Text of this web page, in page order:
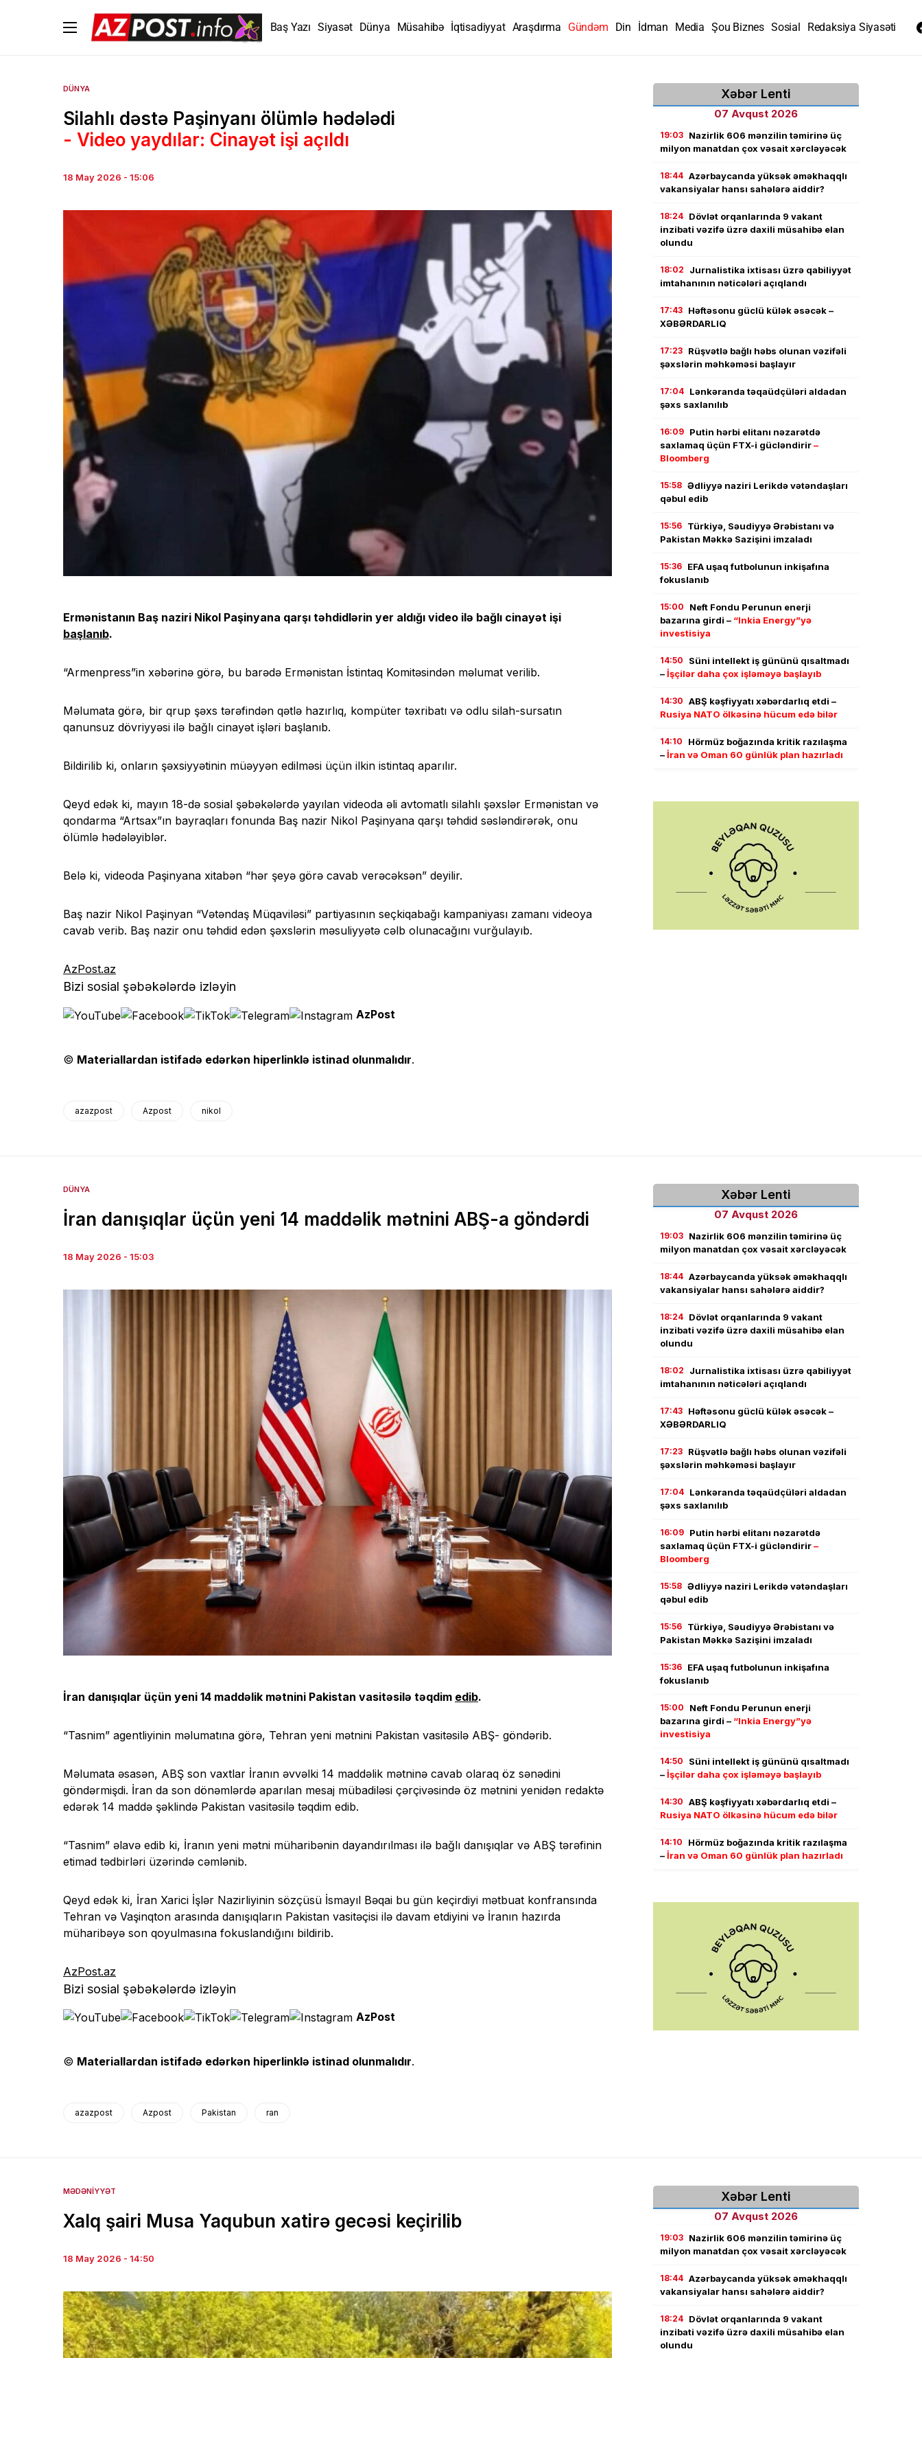
Baş Yazı Siyasət Dünya Müsahibə İqtisadiyyat Araşdırma Gündəm Din İdman Media Şou Biznes Sosial Redaksiya Siyasəti
DÜNYA
Silahlı dəstə Paşinyanı ölümlə hədələdi
- Video yaydılar: Cinayət işi açıldı
18 May 2026 - 15:06
Ermənistanın Baş naziri Nikol Paşinyana qarşı təhdidlərin yer aldığı video ilə bağlı cinayət işi
başlanıb.
“Armenpress”in xəbərinə görə, bu barədə Ermənistan İstintaq Komitəsindən məlumat verilib.
Məlumata görə, bir qrup şəxs tərəfindən qətlə hazırlıq, kompüter təxribatı və odlu silah-sursatın
qanunsuz dövriyyəsi ilə bağlı cinayət işləri başlanıb.
Bildirilib ki, onların şəxsiyyətinin müəyyən edilməsi üçün ilkin istintaq aparılır.
Qeyd edək ki, mayın 18-də sosial şəbəkələrdə yayılan videoda əli avtomatlı silahlı şəxslər Ermənistan və
qondarma “Artsax”ın bayraqları fonunda Baş nazir Nikol Paşinyana qarşı təhdid səsləndirərək, onu
ölümlə hədələyiblər.
Belə ki, videoda Paşinyana xitabən “hər şeyə görə cavab verəcəksən” deyilir.
Baş nazir Nikol Paşinyan “Vətəndaş Müqaviləsi” partiyasının seçkiqabağı kampaniyası zamanı videoya
cavab verib. Baş nazir onu təhdid edən şəxslərin məsuliyyətə cəlb olunacağını vurğulayıb.
AzPost.az
Bizi sosial şəbəkələrdə izləyin
AzPost
© Materiallardan istifadə edərkən hiperlinklə istinad olunmalıdır.
azazpost Azpost nikol
Xəbər Lenti
07 Avqust 2026
19:03 Nazirlik 606 mənzilin təmirinə üç
milyon manatdan çox vəsait xərcləyəcək
18:44 Azərbaycanda yüksək əməkhaqqlı
vakansiyalar hansı sahələrə aiddir?
18:24 Dövlət orqanlarında 9 vakant
inzibati vəzifə üzrə daxili müsahibə elan
olundu
18:02
Jurnalistika ixtisası üzrə qabiliyyət
imtahanının nəticələri açıqlandı
17:43 Həftəsonu güclü külək əsəcək –
XƏBƏRDARLIQ
17:23 Rüşvətlə bağlı həbs olunan vəzifəli
şəxslərin məhkəməsi başlayır
17:04 Lənkəranda təqaüdçüləri aldadan
şəxs saxlanılıb
16:09 Putin hərbi elitanı nəzarətdə
saxlamaq üçün FTX-i gücləndirir–
Bloomberg
15:58 Ədliyyə naziri Lerikdə vətəndaşları
qəbul edib
15:56 Türkiyə, Səudiyyə Ərəbistanı və
Pakistan Məkkə Sazişini imzaladı
15:36 EFA uşaq futbolunun inkişafına
fokuslanıb
15:00
Neft Fondu Perunun enerji
bazarına girdi – “Inkia Energy”yə
investisiya
14:50
Süni intellekt iş gününü qısaltmadı
–İşçilər daha çox işləməyə başlayıb
14:30 ABŞ kəşfiyyatı xəbərdarlıq etdi –
Rusiya NATO ölkəsinə hücum edə bilər
14:10
Hörmüz boğazında kritik razılaşma
–İran və Oman 60 günlük plan hazırladı
DÜNYA
İran danışıqlar üçün yeni 14 maddəlik mətnini ABŞ-a göndərdi
18 May 2026 - 15:03
İran danışıqlar üçün yeni 14 maddəlik mətnini Pakistan vasitəsilə təqdim edib.
“Tasnim” agentliyinin məlumatına görə, Tehran yeni mətnini Pakistan vasitəsilə ABŞ- göndərib.
Məlumata əsasən, ABŞ son vaxtlar İranın əvvəlki 14 maddəlik mətninə cavab olaraq öz sənədini
göndərmişdi. İran da son dönəmlərdə aparılan mesaj mübadiləsi çərçivəsində öz mətnini yenidən redaktə
edərək 14 maddə şəklində Pakistan vasitəsilə təqdim edib.
“Tasnim” əlavə edib ki, İranın yeni mətni müharibənin dayandırılması ilə bağlı danışıqlar və ABŞ tərəfinin
etimad tədbirləri üzərində cəmlənib.
Qeyd edək ki, İran Xarici İşlər Nazirliyinin sözçüsü İsmayıl Bəqai bu gün keçirdiyi mətbuat konfransında
Tehran və Vaşinqton arasında danışıqların Pakistan vasitəçisi ilə davam etdiyini və İranın hazırda
müharibəyə son qoyulmasına fokuslandığını bildirib.
AzPost.az
Bizi sosial şəbəkələrdə izləyin
AzPost
© Materiallardan istifadə edərkən hiperlinklə istinad olunmalıdır.
azazpost Azpost Pakistan ran
Xəbər Lenti
07 Avqust 2026
19:03 Nazirlik 606 mənzilin təmirinə üç
milyon manatdan çox vəsait xərcləyəcək
18:44 Azərbaycanda yüksək əməkhaqqlı
vakansiyalar hansı sahələrə aiddir?
18:24 Dövlət orqanlarında 9 vakant
inzibati vəzifə üzrə daxili müsahibə elan
olundu
18:02
Jurnalistika ixtisası üzrə qabiliyyət
imtahanının nəticələri açıqlandı
17:43 Həftəsonu güclü külək əsəcək –
XƏBƏRDARLIQ
17:23 Rüşvətlə bağlı həbs olunan vəzifəli
şəxslərin məhkəməsi başlayır
17:04 Lənkəranda təqaüdçüləri aldadan
şəxs saxlanılıb
16:09 Putin hərbi elitanı nəzarətdə
saxlamaq üçün FTX-i gücləndirir–
Bloomberg
15:58 Ədliyyə naziri Lerikdə vətəndaşları
qəbul edib
15:56 Türkiyə, Səudiyyə Ərəbistanı və
Pakistan Məkkə Sazişini imzaladı
15:36 EFA uşaq futbolunun inkişafına
fokuslanıb
15:00
Neft Fondu Perunun enerji
bazarına girdi – “Inkia Energy”yə
investisiya
14:50
Süni intellekt iş gününü qısaltmadı
–İşçilər daha çox işləməyə başlayıb
14:30 ABŞ kəşfiyyatı xəbərdarlıq etdi –
Rusiya NATO ölkəsinə hücum edə bilər
14:10
Hörmüz boğazında kritik razılaşma
–İran və Oman 60 günlük plan hazırladı
MƏDƏNIYYƏT
Xalq şairi Musa Yaqubun xatirə gecəsi keçirilib
18 May 2026 - 14:50
Xəbər Lenti
07 Avqust 2026
19:03 Nazirlik 606 mənzilin təmirinə üç
milyon manatdan çox vəsait xərcləyəcək
18:44 Azərbaycanda yüksək əməkhaqqlı
vakansiyalar hansı sahələrə aiddir?
18:24 Dövlət orqanlarında 9 vakant
inzibati vəzifə üzrə daxili müsahibə elan
olundu